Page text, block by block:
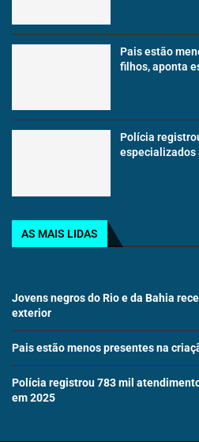
Pais estão
filhos, aponta
Polícia
especializados
AS MAIS LIDAS
Jovens negros do Rio e da Bahia
exterior
Pais estão menos presentes na
Polícia registrou 783 mil
em 2025